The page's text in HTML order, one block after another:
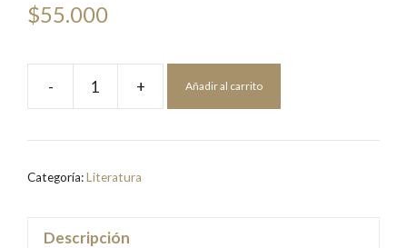
$55.000
-
BrújulaCompass
Una
+ Añadir al carrito
Categoría:Literatura
Descripción